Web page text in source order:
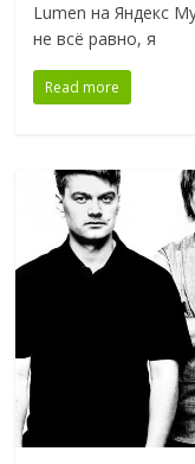
Lumen на Яндекс
не всё равно, я
Read more